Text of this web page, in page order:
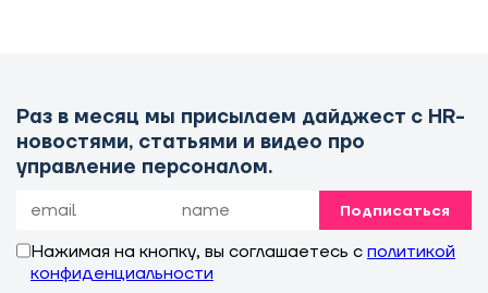
Раз в месяц мы присылаем дайджест с HR-
новостями, статьями и видео про
управление персоналом.
Подписаться
Нажимая на кнопку, вы соглашаетесь с политикой
конфиденциальности